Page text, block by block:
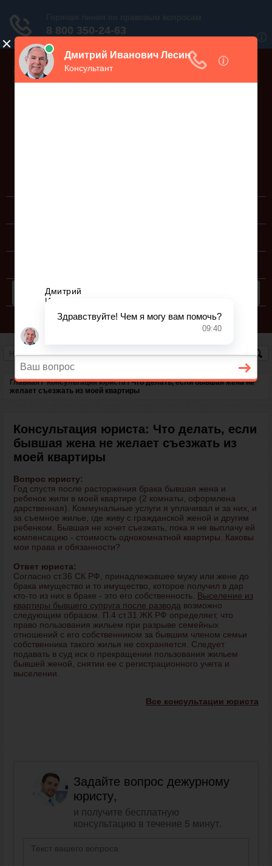
СЕМЕЙНЫЙ КОДЕКС РФ
Главная / Консультация юриста / Что делать, если бывшая жена не
желает съезжать из моей квартиры
Консультация юриста: Что делать, если
бывшая жена не желает съезжать из
моей квартиры
Вопрос юристу:
Год спустя после расторжения брака бывшая жена и
ребенок жили в моей квартире (2 комнаты, оформлена
дарственная). Коммунальные услуги я уплачивал и за них, и
за съемное жилье, где живу с гражданской женой и другим
ребенком. Бывшая не хочет съезжать, пока я не выплачу ей
компенсацию - стоимость однокомнатной квартиры. Каковы
мои права и обязанности?
Ответ юриста:
Согласно ст.36 СК РФ, принадлежавшее мужу или жене до
брака имущество и то имущество, которое получил в дар
кто-то из них в браке - это его собственность. Выселение из
квартиры бывшего супруга после развода возможно
следующим образом. П.4 ст.31 ЖК РФ определяет, что
право пользования жильем при разрыве семейных
отношений с его собственником за бывшим членом семьи
собственника такого жилья не сохраняется. Следует
подавать в суд иск о прекращении пользования жильем
бывшей женой, снятии ее с регистрационного учета и
выселении.
Все консультации юриста
Задайте вопрос дежурному
юристу,
и получите бесплатную
консультацию в течение 5 минут.